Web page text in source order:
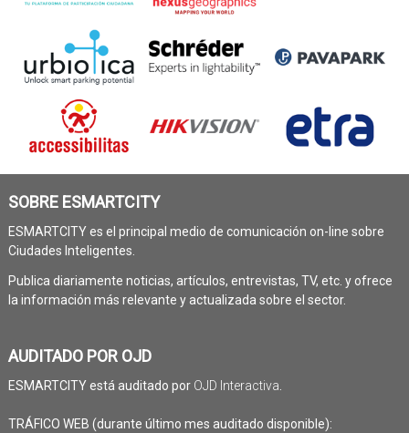
SOBRE ESMARTCITY
ESMARTCITY es el principal medio de comunicación on-line sobre
Ciudades Inteligentes.
Publica diariamente noticias, artículos, entrevistas, TV, etc. y ofrece
la información más relevante y actualizada sobre el sector.
AUDITADO POR OJD
ESMARTCITY está auditado por OJD Interactiva.
TRÁFICO WEB (durante último mes auditado disponible):